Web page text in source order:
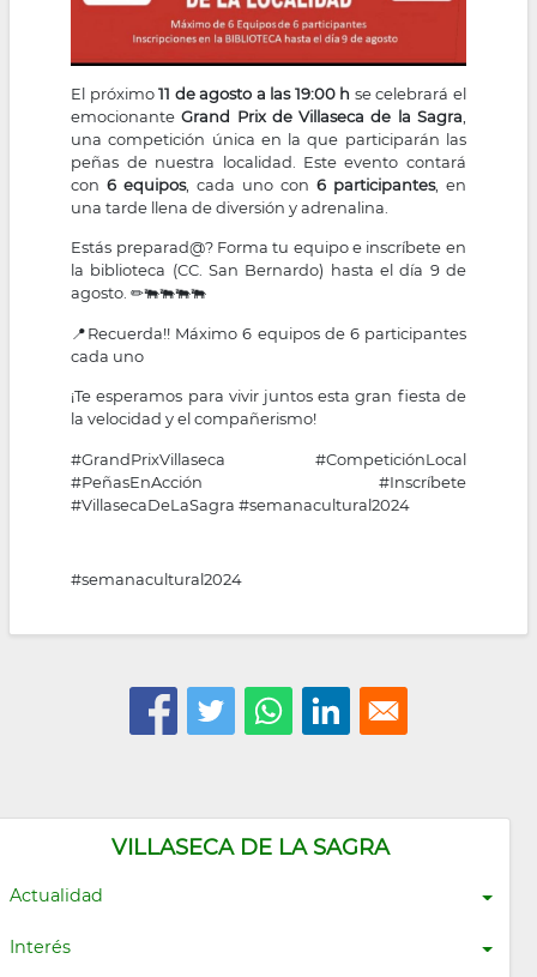
VILLASECA DE LA SAGRA
Actualidad
Interés
El próximo11 de agosto a las 19:00 h se celebrará el
emocionanteGrand Prix de Villaseca de la Sagra
una competición única en la que participarán las
peñas de nuestra localidad. Este evento contará
con6 equipos, cada uno con 6 participantes, en
una tarde llena de diversión y adrenalina.
Estás preparad@? Forma tu equipo e inscríbete en
la biblioteca (CC. San Bernardo) hasta el día 9 de
agosto. ✏🐃🐃🐃🐃
📍Recuerda!! Máximo 6 equipos de 6 participantes
cada uno
¡Te esperamos para vivir juntos esta gran fiesta de
la velocidad y el compañerismo!
#GrandPrixVillaseca #CompeticiónLocal
#PeñasEnAcción #Inscríbete
#VillasecaDeLaSagra #semanacultural2024
#semanacultural2024